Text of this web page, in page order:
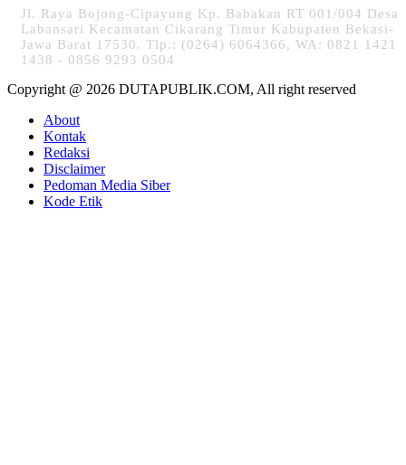
Jl. Raya Bojong-Cipayung Kp. Babakan RT 001/004 Desa
Labansari Kecamatan Cikarang Timur Kabupaten Bekasi-
Jawa Barat 17530. Tlp.: (0264) 6064366, WA: 0821 1421
1438 - 0856 9293 0504
Copyright @ 2026 DUTAPUBLIK.COM, All right reserved
About
Kontak
Redaksi
Disclaimer
Pedoman Media Siber
Kode Etik